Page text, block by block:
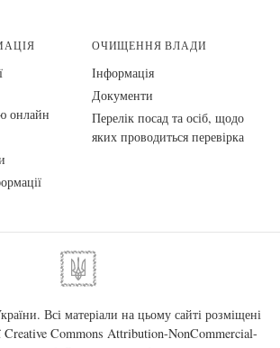
онлайн
ОЧИЩЕННЯ ВЛАДИ
Інформація
Документи
Перелік посад та осіб, щодо
яких проводиться перевірка
Всі матеріали на цьому сайті розміщені
Creative Commons Attribution-NonCommercial-